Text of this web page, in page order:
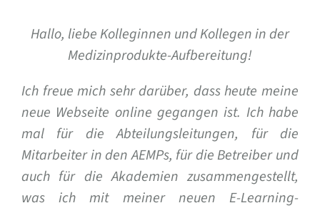
Hallo, liebe Kolleginnen und Kollegen in der
Medizinprodukte-Aufbereitung!
Ich freue mich sehr darüber, dass heute meine
neue Webseite online gegangen ist. Ich habe
mal für die Abteilungsleitungen, für die
Mitarbeiter in den AEMPs, für die Betreiber und
auch für die Akademien zusammengestellt,
was ich mit meiner neuen E-Learning-